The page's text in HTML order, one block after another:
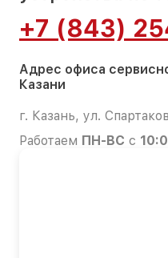
+7 (843)
Адрес офиса
Казани
г. Казань, ул.
Работаем ПН-ВС с